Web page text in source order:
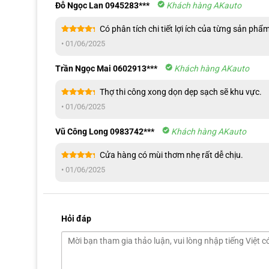
Ghi hình Tự động ghi hành
Tự động hiển thị Kích hoạt khi xi nhan
Đỗ Ngọc Lan 0945283*** Khách hàng AKauto
hạng55
Có phân tích chi tiết lợi ích của từng sản
• 01/06/2025
Trần Ngọc Mai 0602913*** Khách hàng AKauto
hạng55
Thợ thi công xong dọn dẹp sạch sẽ khu vực.
• 01/06/2025
Vũ Công Long 0983742*** Khách hàng AKauto
hạng55
Cửa hàng có mùi thơm nhẹ rất dễ chịu.
• 01/06/2025
Hỏi đáp